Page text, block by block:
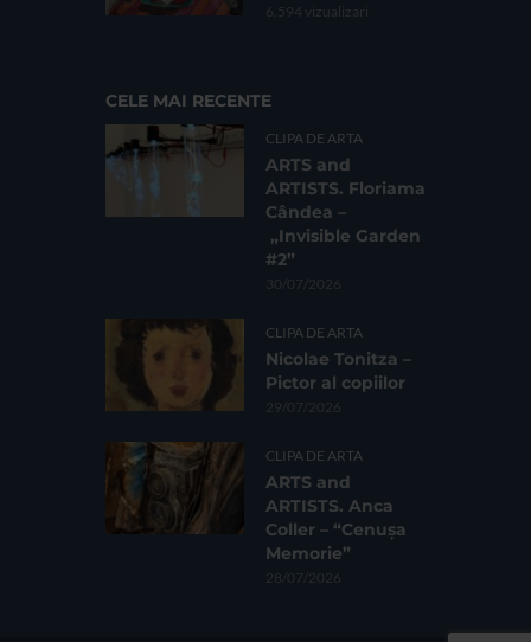
6.594 vizualizari
CELE MAI RECENTE
CLIPA DE ARTA
ARTS and
ARTISTS. Floriama
Cândea –
„Invisible Garden
#2”
30/07/2026
CLIPA DE ARTA
Nicolae Tonitza –
Pictor al copiilor
29/07/2026
CLIPA DE ARTA
ARTS and
ARTISTS. Anca
Coller – “Cenușa
Memorie”
28/07/2026